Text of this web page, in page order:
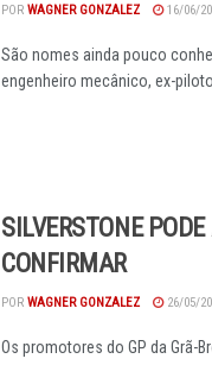
POR WAGNER GONZALEZ 16/06/
São nomes ainda pouco
engenheiro mecânico, ex-
SILVERSTONE
CONFIRMAR
POR WAGNER GONZALEZ 26/05/
Os promotores do GP da Grã-